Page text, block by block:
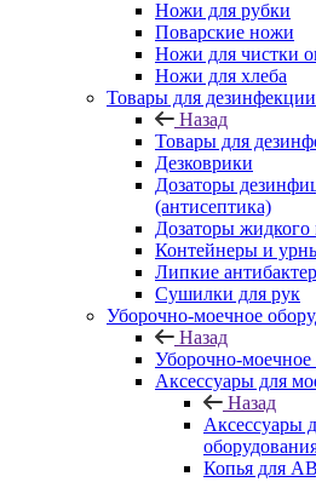
Ножи для рубки
Поварские ножи
Ножи для чистки
Ножи для хлеба
Товары для дезинфекции
Назад
Товары для
Дезковрики
Дозаторы
(антисептика)
Дозаторы жидкого
Контейнеры и
Липкие
Сушилки для рук
Уборочно-моечное
Назад
Уборочно-моечное
Аксессуары для
Назад
Аксессуары
Копья для